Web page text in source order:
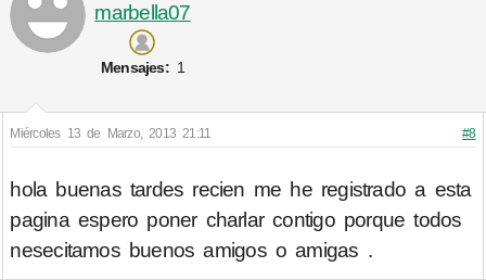
marbella07
Mensajes:1
Miércoles 13 de Marzo, 2013 21:11 #8
hola buenas tardes recien me he registrado a esta
pagina espero poner charlar contigo porque todos
nesecitamos buenos amigos o amigas .